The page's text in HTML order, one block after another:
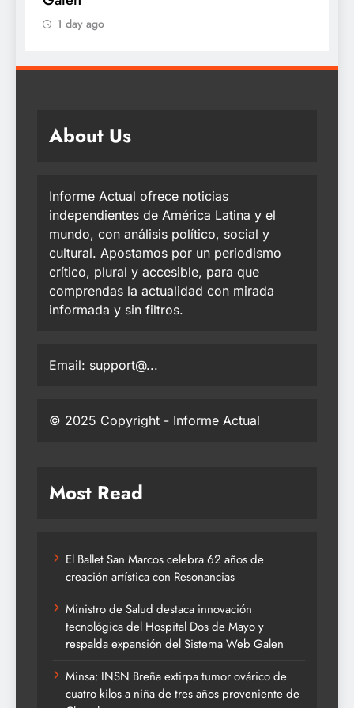
About Us
Informe Actual ofrece noticias
independientes de América Latina y el
mundo, con análisis político, social y
cultural. Apostamos por un periodismo
crítico, plural y accesible, para que
comprendas la actualidad con mirada
informada y sin filtros.
Email: support@...
© 2025 Copyright - Informe Actual
Most Read
El Ballet San Marcos celebra 62 años de
creación artística con Resonancias
Ministro de Salud destaca innovación
tecnológica del Hospital Dos de Mayo y
respalda expansión del Sistema Web Galen
Minsa: INSN Breña extirpa tumor ovárico de
cuatro kilos a niña de tres años proveniente de